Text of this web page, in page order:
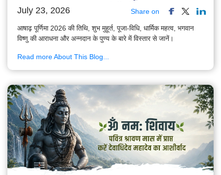
July 23, 2026 Share on
आषाढ़ पूर्णिमा 2026 की तिथि, शुभ मुहूर्त, पूजा-विधि, धार्मिक महत्व, भगवान
विष्णु की आराधना और अन्नदान के पुण्य के बारे में विस्तार से जानें।
Read more About This Blog...